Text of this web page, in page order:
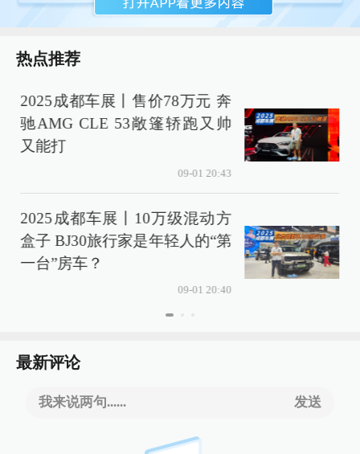
热点推荐
2025成都车展丨售价78万元 奔
驰AMG CLE 53敞篷轿跑又帅
又能打
09-01 20:43
2025成都车展丨10万级混动方
盒子 BJ30旅行家是年轻人的“第
一台”房车？
09-01 20:40
最新评论
我来说两句...... 发送